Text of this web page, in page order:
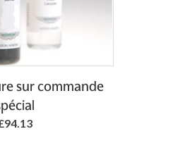
sur commande